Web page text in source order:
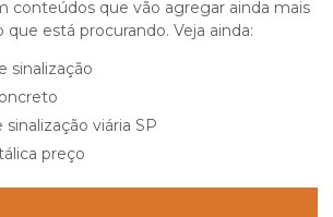
conteúdos que vão agregar ainda mais
que está procurando. Veja ainda:
sinalização
sinalização viária SP
preço